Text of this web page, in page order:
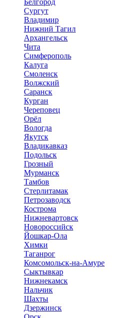
Белгород
Сургут
Владимир
Нижний Тагил
Архангельск
Чита
Симферополь
Калуга
Смоленск
Волжский
Саранск
Курган
Череповец
Орёл
Вологда
Якутск
Владикавказ
Подольск
Грозный
Мурманск
Тамбов
Стерлитамак
Петрозаводск
Кострома
Нижневартовск
Новороссийск
Йошкар-Ола
Химки
Таганрог
Комсомольск-на-Амуре
Сыктывкар
Нижнекамск
Нальчик
Шахты
Дзержинск